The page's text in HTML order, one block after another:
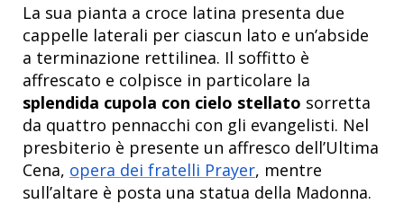
La sua pianta a croce latina presenta due
cappelle laterali per ciascun lato e un’abside
a terminazione rettilinea. Il soffitto è
affrescato e colpisce in particolare la
splendida cupola con cielo stellato sorretta
da quattro pennacchi con gli evangelisti. Nel
presbiterio è presente un affresco dell’Ultima
Cena, opera dei fratelli Prayer, mentre
sull’altare è posta una statua della Madonna.